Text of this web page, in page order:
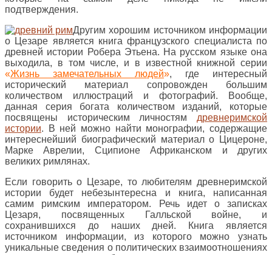
подтверждения.
Другим хорошим источником информации
о Цезаре является книга французского специалиста по
древней истории Робера Этьена. На русском языке она
выходила, в том числе, и в известной книжной серии
«Жизнь замечательных людей», где интересный
исторический материал сопровожден большим
количеством иллюстраций и фотографий. Вообще,
данная серия богата количеством изданий, которые
посвящены историческим личностям древнеримской
истории. В ней можно найти монографии, содержащие
интереснейший биографический материал о Цицероне,
Марке Аврелии, Сципионе Африканском и других
великих римлянах.
Если говорить о Цезаре, то любителям древнеримской
истории будет небезынтересна и книга, написанная
самим римским императором. Речь идет о записках
Цезаря, посвященных Галльской войне, и
сохранившихся до наших дней. Книга является
источником информации, из которого можно узнать
уникальные сведения о политических взаимоотношениях